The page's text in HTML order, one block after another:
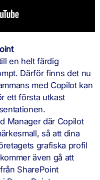
en helt färdig
Därför finns det nu
med Copilot kan
ett första utkast
Manager där Copilot
så att dina
grafiska profil
även gå att
SharePoint